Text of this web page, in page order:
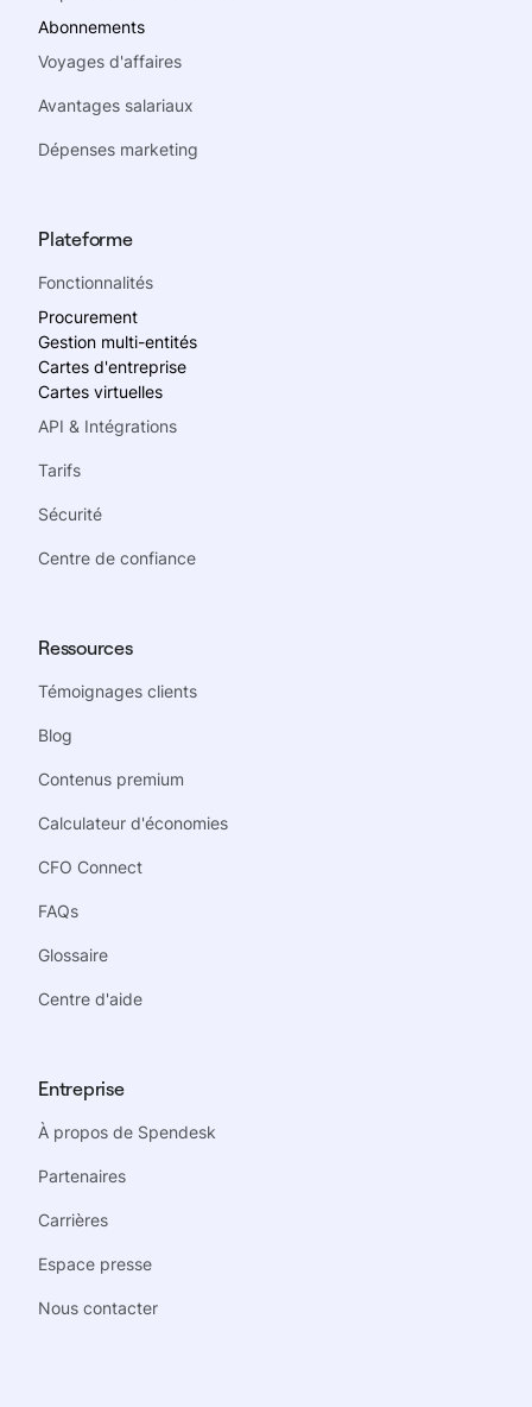
Abonnements
Voyages d'affaires
Avantages salariaux
Dépenses marketing
Plateforme
Fonctionnalités
Procurement
Gestion multi-entités
Cartes d'entreprise
Cartes virtuelles
API & Intégrations
Tarifs
Sécurité
Centre de confiance
Ressources
Témoignages clients
Blog
Contenus premium
Calculateur d'économies
CFO Connect
FAQs
Glossaire
Centre d'aide
Entreprise
À propos de Spendesk
Partenaires
Carrières
Espace presse
Nous contacter